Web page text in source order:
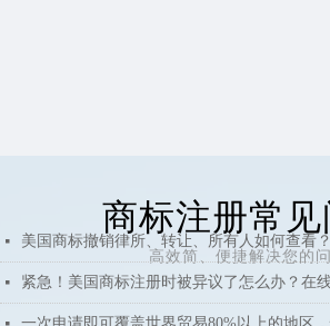
商标注册常见
高效简、便捷解决您的
넷 美国商标撤销律所、转让、所有人如何查看？
넷 紧急！美国商标注册时被异议了怎么办？在